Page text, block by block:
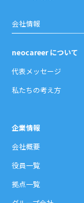
会社情報
neocareer について
代表メッセージ
私たちの考え方
企業情報
会社概要
役員一覧
拠点一覧